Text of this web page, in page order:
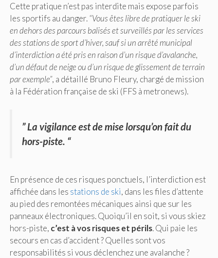
Cette pratique n’est pas interdite mais expose parfois
les sportifs au danger.“Vous êtes libre de pratiquer le ski
en dehors des parcours balisés et surveillés par les services
des stations de sport d’hiver, sauf si un arrêté municipal
d’interdiction a été pris en raison d’un risque d’avalanche,
d’un défaut de neige ou d’un risque de glissement de terrain
par exemple”, a détaillé Bruno Fleury, chargé de mission
à la Fédération française de ski (FFS à metronews).
” La vigilance est de mise lorsqu’on fait du
hors-piste. “
En présence de ces risques ponctuels, l’interdiction est
affichée dans les stations de ski, dans les files d’attente
au pied des remontées mécaniques ainsi que sur les
panneaux électroniques. Quoiqu’il en soit, si vous skiez
hors-piste, c’est à vos risques et périls. Qui paie les
secours en cas d’accident ? Quelles sont vos
responsabilités si vous déclenchez une avalanche ?